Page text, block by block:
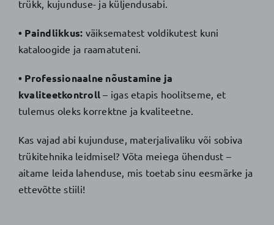
trükk, kujunduse- ja küljendusabi.
• Paindlikkus: väiksematest voldikutest kuni
kataloogide ja raamatuteni.
• Professionaalne nõustamine ja
kvaliteetkontroll – igas etapis hoolitseme, et
tulemus oleks korrektne ja kvaliteetne.
Kas vajad abi kujunduse, materjalivaliku või sobiva
trükitehnika leidmisel? Võta meiega ühendust –
aitame leida lahenduse, mis toetab sinu eesmärke ja
ettevõtte stiili!